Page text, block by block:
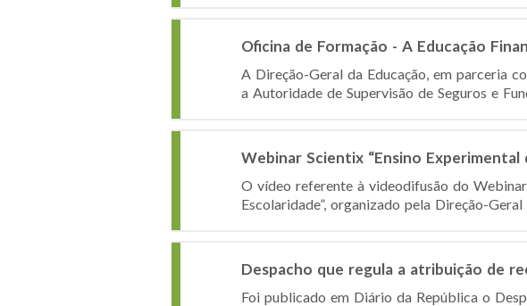
Oficina de Formação - A Educação
A Direção-Geral da Educação, em parceria
a Autoridade de Supervisão de Seguros e
Webinar Scientix “Ensino Experimental
O vídeo referente à videodifusão do
Escolaridade”, organizado pela Direção-
Despacho que regula a atribuição de
Foi publicado em Diário da República o